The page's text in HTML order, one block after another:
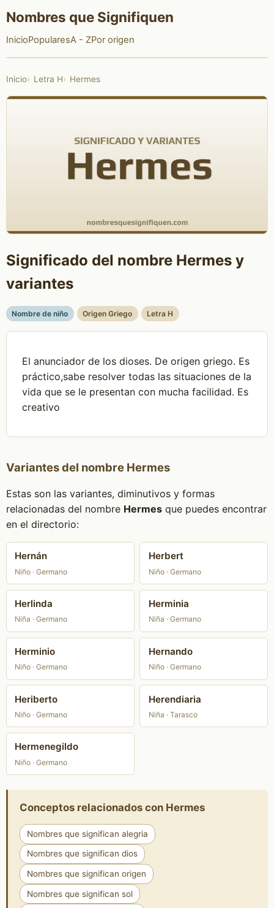
Nombres que Signifiquen
InicioPopularesA - ZPor origen
Inicio Letra H Hermes
Significado del nombre Hermes y
variantes
Nombre de niño Origen Griego Letra H
El anunciador de los dioses. De origen griego. Es
práctico,sabe resolver todas las situaciones de la
vida que se le presentan con mucha facilidad. Es
creativo
Variantes del nombre Hermes
Estas son las variantes, diminutivos y formas
relacionadas del nombre Hermesque puedes encontrar
en el directorio:
Hernán
Niño · Germano
Herbert
Niño · Germano
Herlinda
Niña · Germano
Herminia
Niña · Germano
Herminio
Niño · Germano
Hernando
Niño · Germano
Heriberto
Niño · Germano
Herendiaria
Niña · Tarasco
Hermenegildo
Niño · Germano
Conceptos relacionados con Hermes
Nombres que significan alegria
Nombres que significan dios
Nombres que significan origen
Nombres que significan sol